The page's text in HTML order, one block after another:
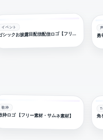
イベント
シックお披露目配信配信ロゴ【フリー素材・サムネ素材】
歌枠
枠ロゴ 【フリー素材・サムネ素材】 角